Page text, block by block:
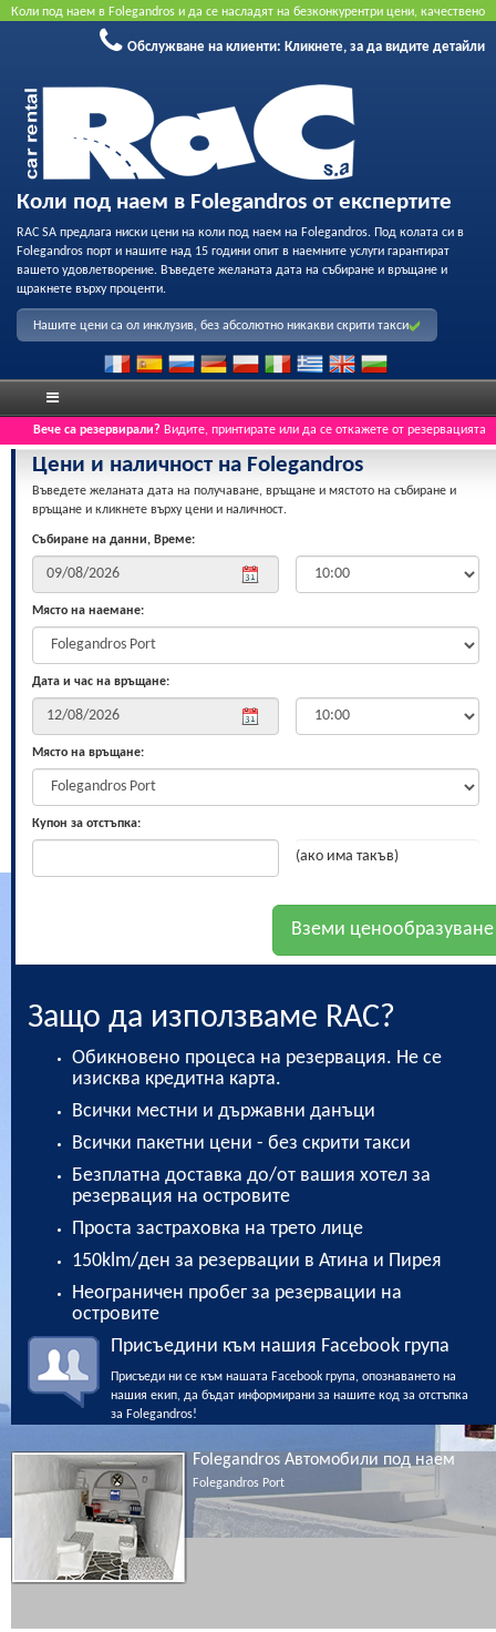
Коли под наем в Folegandros и да се насладят на безконкурентри цени, качествено
обслужване и възможност за професионален запис на нашия флот. Резервирайте
онлайн, за да получите най-добрата цена. Не се изисква кредитна карта.
Обслужване на клиенти: Кликнете, за да видите детайли
Коли под наем в Folegandros от експертите
RAC SA предлага ниски цени на коли под наем на Folegandros. Под колата си в
Folegandros порт и нашите над 15 години опит в наемните услуги гарантират
вашето удовлетворение. Въведете желаната дата на събиране и връщане и
щракнете върху проценти.
Нашите цени са ол инклузив, без абсолютно никакви скрити такси
Вече са резервирали? Видите, принтирате или да се откажете от резервацията
Цени и наличност на Folegandros
Въведете желаната дата на получаване, връщане и мястото на събиране и
връщане и кликнете върху цени и наличност.
Събиране на данни, Време:
Място на наемане:
Дата и час на връщане:
Място на връщане:
Купон за отстъпка:
(ако има такъв)
Защо да използваме RAC?
Обикновено процеса на резервация. Не се
изисква кредитна карта.
Всички местни и държавни данъци
Всички пакетни цени - без скрити такси
Безплатна доставка до/от вашия хотел за
резервация на островите
Проста застраховка на трето лице
150klm/ден за резервации в Атина и Пирея
Неограничен пробег за резервации на
островите
Присъедини към нашия Facebook група
Присъеди ни се към нашата Facebook група, опознаването на
нашия екип, да бъдат информирани за нашите код за отстъпка
за Folegandros!
Folegandros Автомобили под наем
Folegandros Port